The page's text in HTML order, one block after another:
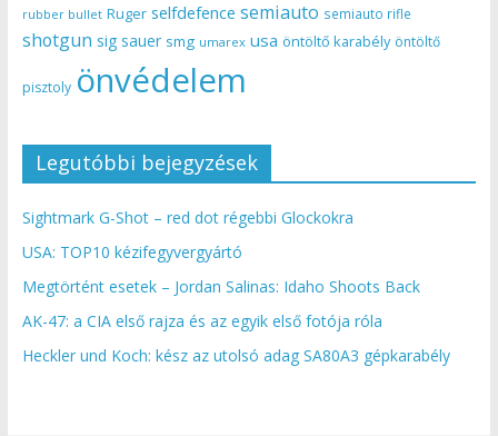
rubber bullet Ruger selfdefence semiauto semiauto rifle
shotgun sig sauer smg umarex usa öntöltő karabély öntöltő
pisztoly önvédelem
Legutóbbi bejegyzések
Sightmark G-Shot – red dot régebbi Glockokra
USA: TOP10 kézifegyvergyártó
Megtörtént esetek – Jordan Salinas: Idaho Shoots Back
AK-47: a CIA első rajza és az egyik első fotója róla
Heckler und Koch: kész az utolsó adag SA80A3 gépkarabély